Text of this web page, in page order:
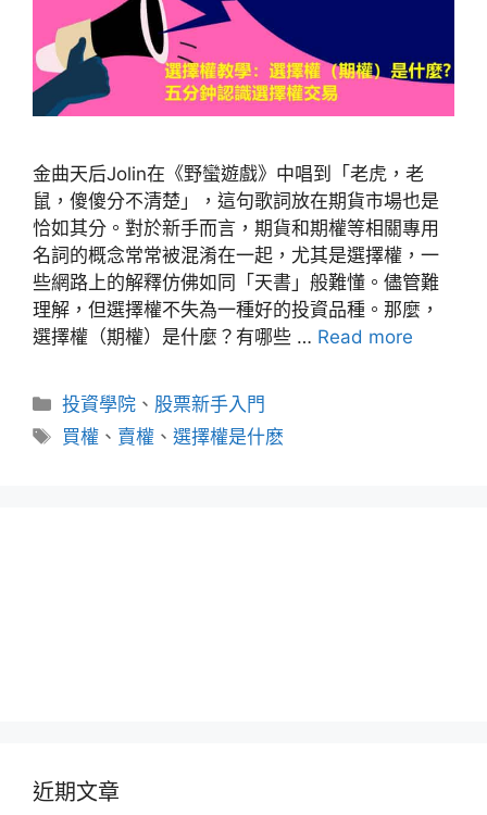
金曲天后Jolin在《野蠻遊戲》中唱到「老虎，老
鼠，傻傻分不清楚」，這句歌詞放在期貨市場也是
恰如其分。對於新手而言，期貨和期權等相關專用
名詞的概念常常被混淆在一起，尤其是選擇權，一
些網路上的解釋仿佛如同「天書」般難懂。儘管難
理解，但選擇權不失為一種好的投資品種。那麼，
選擇權（期權）是什麼？有哪些 … Read more
分
類
投資學院 、 股票新手入門
標
買權 、 賣權 、選擇權是什麽
近期文章